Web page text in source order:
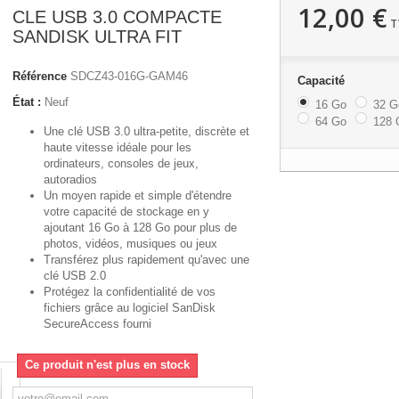
CLE USB 3.0 COMPACTE
SANDISK ULTRA FIT
Référence SDCZ43-016G-GAM46
État : Neuf
Une clé USB 3.0 ultra-petite, discrète et
haute vitesse idéale pour les
ordinateurs, consoles de jeux,
autoradios
Un moyen rapide et simple d'étendre
votre capacité de stockage en y
ajoutant 16 Go à 128 Go pour plus de
photos, vidéos, musiques ou jeux
Transférez plus rapidement qu'avec une
clé USB 2.0
Protégez la confidentialité de vos
fichiers grâce au logiciel SanDisk
SecureAccess fourni
Ce produit n'est plus en stock
12,00 €
Capacité
16 Go
32
64 Go
128